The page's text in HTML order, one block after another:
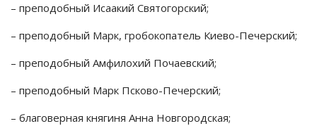
– преподобный Исаакий Святогорский;
– преподобный Марк, гробокопатель Киево-Печерский;
– преподобный Амфилохий Почаевский;
– преподобный Марк Псково-Печерский;
– благоверная княгиня Анна Новгородская;